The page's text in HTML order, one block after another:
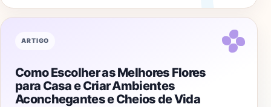
ARTIGO
Como Escolher as Melhores Flores
para Casa e Criar Ambientes
Aconchegantes e Cheios de Vida